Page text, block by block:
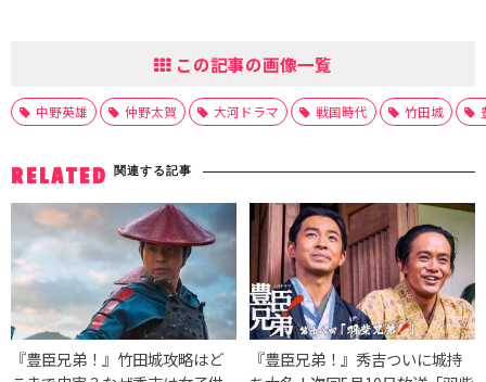
この記事の画像一覧
中野英雄 仲野太賀 大河ドラマ 戦国時代 竹田城
RELATED 関連する記事
『豊臣兄弟！』竹田城攻略はど
『豊臣兄弟！』秀吉ついに城持